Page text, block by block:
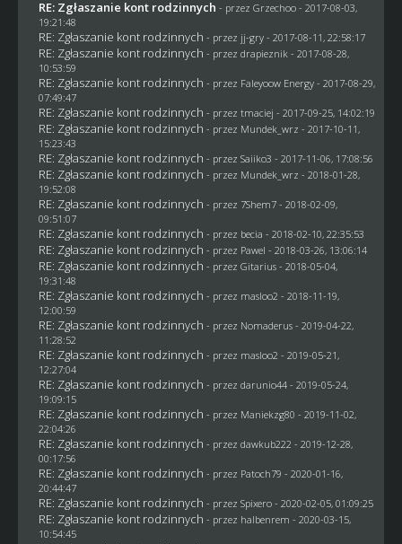
RE: Zgłaszanie kont rodzinnych - przez Grzechoo- 2017-08-03,
19:21:48
RE: Zgłaszanie kont rodzinnych - przez jj-gry- 2017-08-11, 22:58:17
RE: Zgłaszanie kont rodzinnych - przez drapieznik- 2017-08-28,
10:53:59
RE: Zgłaszanie kont rodzinnych - przez Faleyoow Energy- 2017-08-29,
07:49:47
RE: Zgłaszanie kont rodzinnych - przez tmaciej - 2017-09-25, 14:02:19
RE: Zgłaszanie kont rodzinnych - przez Mundek_wrz - 2017-10-11,
15:23:43
RE: Zgłaszanie kont rodzinnych - przez Saiiko3 - 2017-11-06, 17:08:56
RE: Zgłaszanie kont rodzinnych - przez Mundek_wrz - 2018-01-28,
19:52:08
RE: Zgłaszanie kont rodzinnych - przez 7Shem7- 2018-02-09,
09:51:07
RE: Zgłaszanie kont rodzinnych - przez becia - 2018-02-10, 22:35:53
RE: Zgłaszanie kont rodzinnych - przez Pawel - 2018-03-26, 13:06:14
RE: Zgłaszanie kont rodzinnych - przez Gitarius- 2018-05-04,
19:31:48
RE: Zgłaszanie kont rodzinnych - przez masloo2 - 2018-11-19,
12:00:59
RE: Zgłaszanie kont rodzinnych - przez Nomaderus- 2019-04-22,
11:28:52
RE: Zgłaszanie kont rodzinnych - przez masloo2 - 2019-05-21,
12:27:04
RE: Zgłaszanie kont rodzinnych - przez darunio44- 2019-05-24,
19:09:15
RE: Zgłaszanie kont rodzinnych - przez Maniekzg80 - 2019-11-02,
22:04:26
RE: Zgłaszanie kont rodzinnych - przez dawkub222 - 2019-12-28,
00:17:56
RE: Zgłaszanie kont rodzinnych - przez Patoch79 - 2020-01-16,
20:44:47
RE: Zgłaszanie kont rodzinnych - przez Spixero- 2020-02-05, 01:09:25
RE: Zgłaszanie kont rodzinnych - przez halbenrem - 2020-03-15,
10:54:45